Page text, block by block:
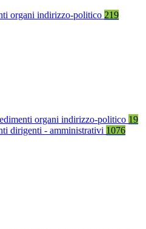
organi indirizzo-politico 219
organi indirizzo-politico 19
dirigenti - amministrativi 1076